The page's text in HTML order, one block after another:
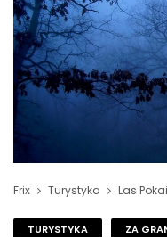
Frix Turystyka Las
TURYSTYKA ZA